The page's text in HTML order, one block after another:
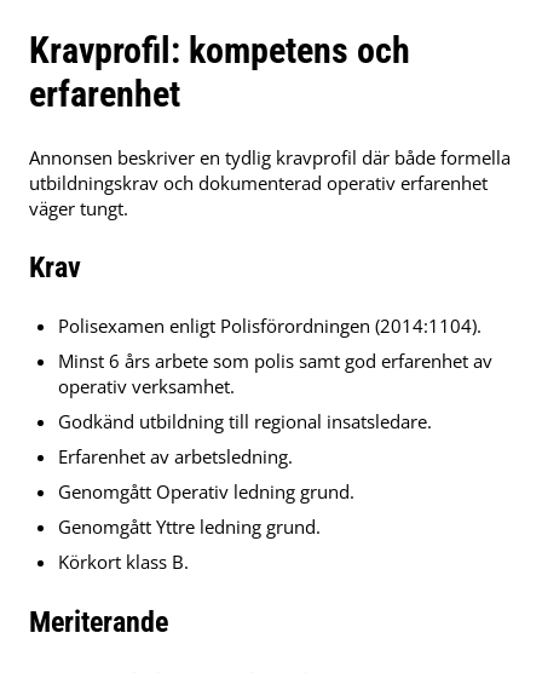
Kravprofil: kompetens och
erfarenhet
Annonsen beskriver en tydlig kravprofil där både formella
utbildningskrav och dokumenterad operativ erfarenhet
väger tungt.
Krav
Polisexamen enligt Polisförordningen (2014:1104).
Minst 6 års arbete som polis samt god erfarenhet av
operativ verksamhet.
Godkänd utbildning till regional insatsledare.
Erfarenhet av arbetsledning.
Genomgått Operativ ledning grund.
Genomgått Yttre ledning grund.
Körkort klass B.
Meriterande